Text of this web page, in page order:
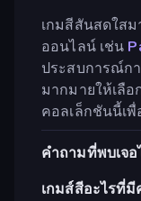
เกมสีสันสดใส
ออนไลน์ เช่น
ประสบการณ์ก
มากมายให้เลื
คอลเล็กชันนี้เพื่
คำถามที่พบเจ
เกมส์สีอะไรที่